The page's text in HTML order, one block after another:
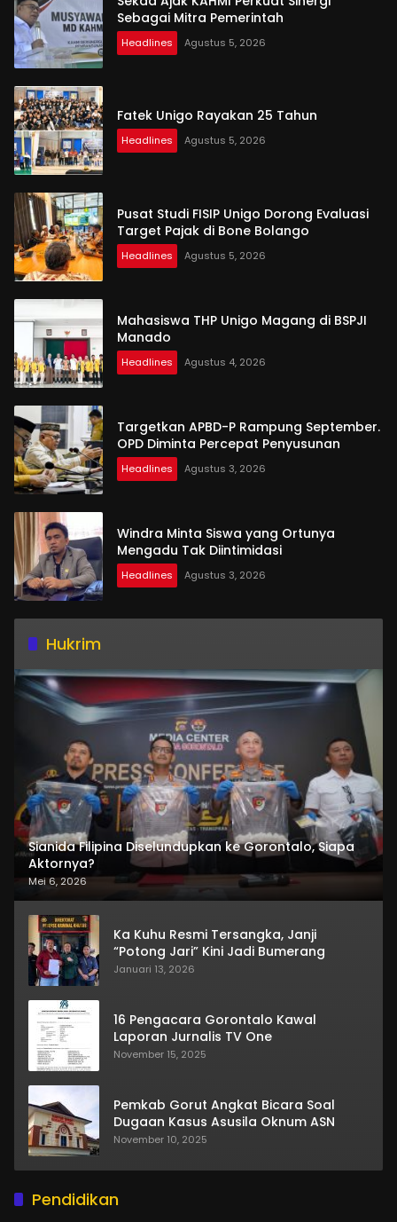
Sebagai Mitra Pemerintah
Headlines Agustus 5, 2026
Fatek Unigo Rayakan 25 Tahun
Headlines Agustus 5, 2026
Pusat Studi FISIP Unigo Dorong Evaluasi
Target Pajak di Bone Bolango
Headlines Agustus 5, 2026
Mahasiswa THP Unigo Magang di BSPJI
Manado
Headlines Agustus 4, 2026
Targetkan APBD-P Rampung September.
OPD Diminta Percepat Penyusunan
Headlines Agustus 3, 2026
Windra Minta Siswa yang Ortunya
Mengadu Tak Diintimidasi
Headlines Agustus 3, 2026
Hukrim
Sianida Filipina Diselundupkan ke Gorontalo, Siapa
Aktornya?
Mei 6, 2026
Ka Kuhu Resmi Tersangka, Janji
“Potong Jari” Kini Jadi Bumerang
Januari 13, 2026
16 Pengacara Gorontalo Kawal
Laporan Jurnalis TV One
November 15, 2025
Pemkab Gorut Angkat Bicara Soal
Dugaan Kasus Asusila Oknum ASN
November 10, 2025
Pendidikan